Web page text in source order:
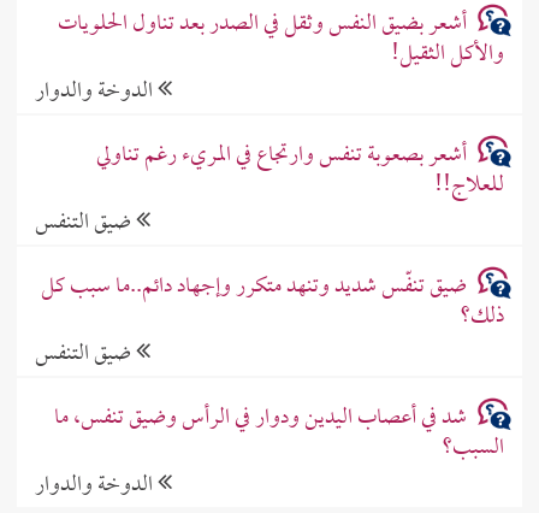
أشعر بضيق النفس وثقل في الصدر بعد تناول الحلويات
والأكل الثقيل!
الدوخة والدوار
أشعر بصعوبة تنفس وارتجاع في المريء رغم تناولي
للعلاج!!
ضيق التنفس
ضيق تنفّس شديد وتنهد متكرر وإجهاد دائم..ما سبب كل
ذلك؟
ضيق التنفس
شد في أعصاب اليدين ودوار في الرأس وضيق تنفس، ما
السبب؟
الدوخة والدوار